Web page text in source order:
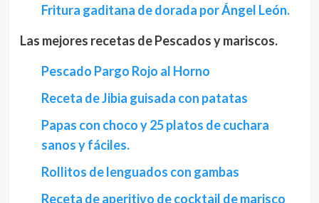
Fritura gaditana de dorada por Ángel León.
Las mejores recetas de Pescados y mariscos.
Pescado Pargo Rojo al Horno
Receta de Jibia guisada con patatas
Papas con choco y 25 platos de cuchara
sanos y fáciles.
Rollitos de lenguados con gambas
Receta de aperitivo de cocktail de marisco